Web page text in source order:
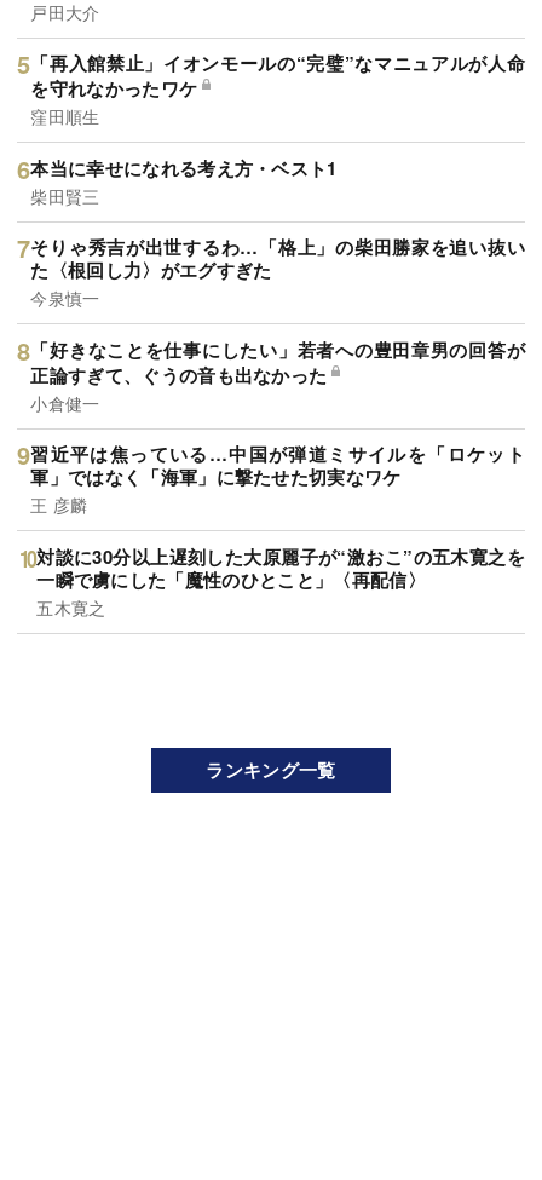
戸田大介
「再入館禁止」イオンモールの“完璧”なマニュアルが人命
を守れなかったワケ
窪田順生
本当に幸せになれる考え方・ベスト1
柴田賢三
そりゃ秀吉が出世するわ…「格上」の柴田勝家を追い抜い
た〈根回し力〉がエグすぎた
今泉慎一
「好きなことを仕事にしたい」若者への豊田章男の回答が
正論すぎて、ぐうの音も出なかった
小倉健一
習近平は焦っている…中国が弾道ミサイルを「ロケット
軍」ではなく「海軍」に撃たせた切実なワケ
王 彦麟
対談に30分以上遅刻した大原麗子が“激おこ”の五木寛之を
一瞬で虜にした「魔性のひとこと」〈再配信〉
五木寛之
ランキング一覧